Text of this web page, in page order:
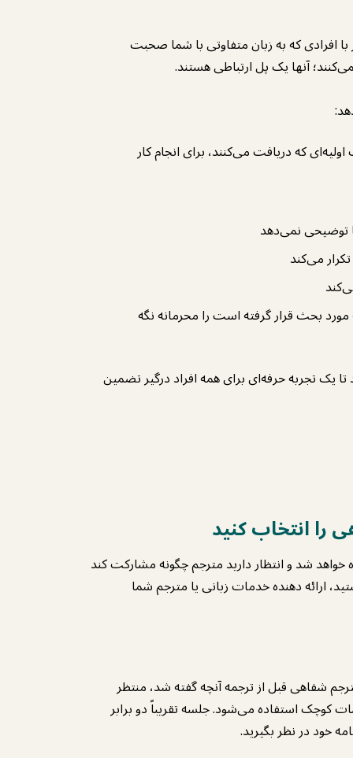
افرادی که به زبان متفاوتی با شما صحبت
آنها یک پل ارتباطی هستند.
که دریافت می‌کنند، برای انجام کار
توضیحی نمی‌دهد
می‌کند
بحث قرار گرفته است را محرمانه نگه
تا یک تجربه حرفه‌ای برای همه افراد درگیر تضمین
انتخاب کنید
شد و انتظار دارید مترجم چگونه مشارکت کند
ارائه دهنده خدمات زبانی یا مترجم شما
شفاهی قبل از ترجمه آنچه گفته شد، منتظر
کوچک استفاده می‌شود. جلسه تقریباً دو برابر
خود در نظر بگیرید.